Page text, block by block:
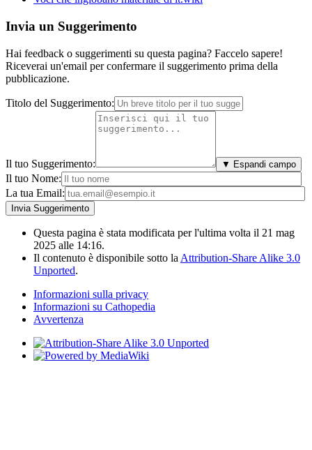
Invia un Suggerimento
Hai feedback o suggerimenti su questa pagina? Faccelo sapere!
Riceverai un'email per confermare il suggerimento prima della
pubblicazione.
Titolo del Suggerimento:
Il tuo Suggerimento: ▼ Espandi campo
Il tuo Nome:
La tua Email:
Questa pagina è stata modificata per l'ultima volta il 21 mag
2025 alle 14:16.
Il contenuto è disponibile sotto la Attribution-Share Alike 3.0
Unported.
Informazioni sulla privacy
Informazioni su Cathopedia
Avvertenza